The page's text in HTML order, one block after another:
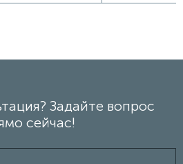
Задайте вопрос
сейчас!